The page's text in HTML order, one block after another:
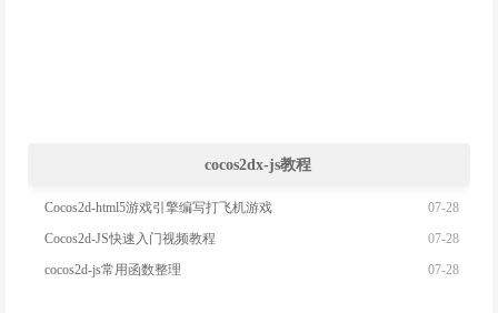
cocos2dx-js教程
Cocos2d-html5游戏引擎编写打飞机游戏 07-28
Cocos2d-JS快速入门视频教程 07-28
cocos2d-js常用函数整理 07-28